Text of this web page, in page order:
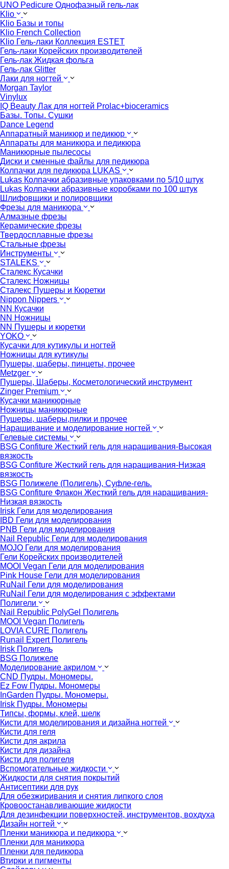
UNO Pedicure Однофазный гель-лак
Klio
Klio Базы и топы
Klio French Collection
Klio Гель-лаки Коллекция ESTET
Гель-лаки Корейских производителей
Гель-лак Жидкая фольга
Гель-лак Glitter
Лаки для ногтей
Morgan Taylor
Vinylux
IQ Beauty Лак для ногтей Prolac+bioceramics
Базы. Топы. Сушки
Dance Legend
Аппаратный маникюр и педикюр
Аппараты для маникюра и педикюра
Маникюрные пылесосы
Диски и сменные файлы для педикюра
Колпачки для педикюра LUKAS
Lukas Колпачки абразивные упаковками по 5/10 штук
Lukas Колпачки абразивные коробками по 100 штук
Шлифовщики и полировщики
Фрезы для маникюра
Алмазные фрезы
Керамические фрезы
Твердосплавные фрезы
Стальные фрезы
Инструменты
STALEKS
Сталекс Кусачки
Сталекс Ножницы
Сталекс Пушеры и Кюретки
Nippon Nippers
NN Кусачки
NN Ножницы
NN Пушеры и кюретки
YOKO
Кусачки для кутикулы и ногтей
Ножницы для кутикулы
Пушеры, шаберы, пинцеты, прочее
Metzger
Пушеры, Шаберы, Косметологический инструмент
Zinger Premium
Кусачки маникюрные
Ножницы маникюрные
Пушеры, шаберы,пилки и прочее
Наращивание и моделирование ногтей
Гелевые системы
BSG Confiture Жесткий гель для наращивания-Высокая
вязкость
BSG Confiture Жесткий гель для наращивания-Низкая
вязкость
BSG Полижеле (Полигель), Суфле-гель.
BSG Confiture Флакон Жесткий гель для наращивания-
Низкая вязкость
Irisk Гели для моделирования
IBD Гели для моделирования
PNB Гели для моделирования
Nail Republic Гели для моделирования
MOJO Гели для моделирования
Гели Корейских производителей
MOOI Vegan Гели для моделирования
Pink House Гели для моделирования
RuNail Гели для моделирования
RuNail Гели для моделирования с эффектами
Полигели
Nail Republic PolyGel Полигель
MOOI Vegan Полигель
LOVIA CURE Полигель
Runail Expert Полигель
Irisk Полигель
BSG Полижеле
Моделирование акрилом
CND Пудры. Мономеры.
Ez Fow Пудры. Мономеры
InGarden Пудры. Мономеры.
Irisk Пудры. Мономеры
Типсы, формы, клей, шелк
Кисти для моделирования и дизайна ногтей
Кисти для геля
Кисти для акрила
Кисти для дизайна
Кисти для полигеля
Вспомогательные жидкости
Жидкости для снятия покрытий
Антисептики для рук
Для обезжиривания и снятия липкого слоя
Кровоостанавливающие жидкости
Для дезинфекции поверхностей, инструментов, вохдуха
Дизайн ногтей
Пленки маникюра и педикюра
Пленки для маникюра
Пленки для педикюра
Втирки и пигменты